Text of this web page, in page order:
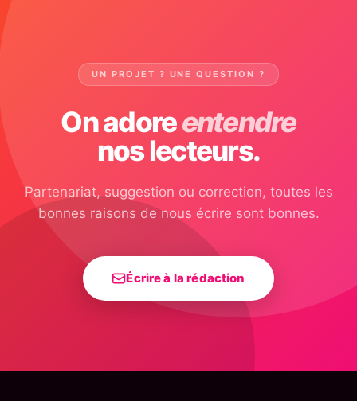
UN PROJET ? UNE QUESTION ?
On adoreentendre
nos lecteurs.
Partenariat, suggestion ou correction, toutes les
bonnes raisons de nous écrire sont bonnes.
Écrire à la rédaction